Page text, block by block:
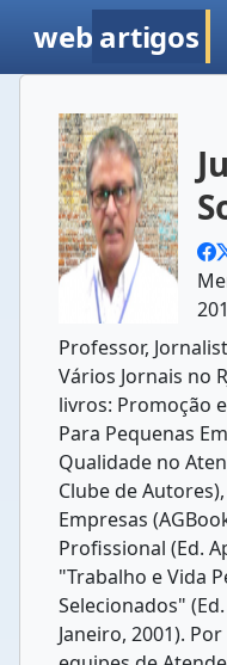
web artigos
Professor,
Vários Jornais no
livros: Promoção
Para Pequenas
Qualidade no
Clube de Autores),
Empresas
Profissional (Ed.
"Trabalho e Vida
Selecionados"
Janeiro, 2001).